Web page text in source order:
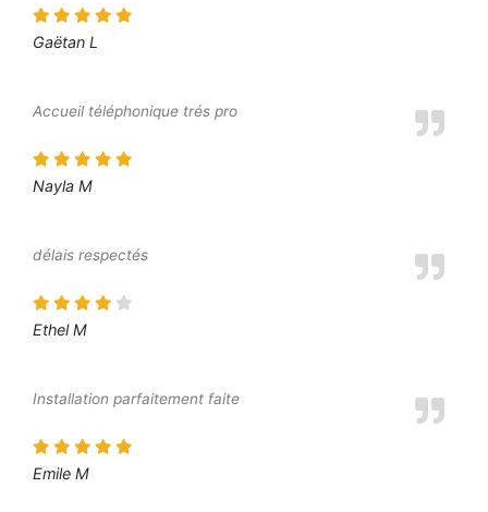
Gaëtan L
Accueil téléphonique trés pro
Nayla M
délais respectés
Ethel M
Installation parfaitement faite
Emile M